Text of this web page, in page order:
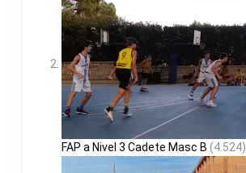
FAP a Nivel 3 Cadete Masc B (4.524)